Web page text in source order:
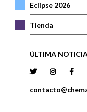
Eclipse 2026
Tienda
ÚLTIMA